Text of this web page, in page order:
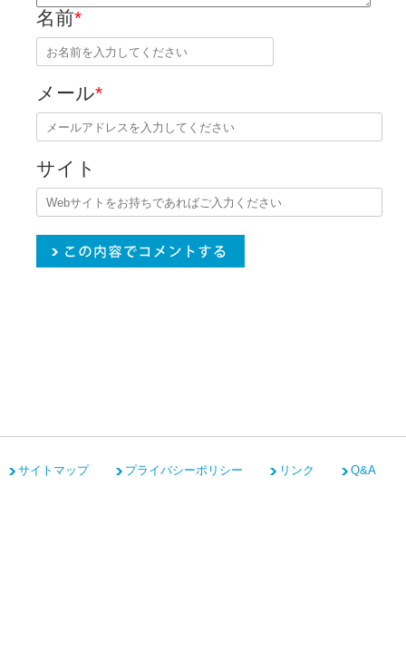
名前*
メール*
サイト
サイトマップ プライバシーポリシー リンク Q&A